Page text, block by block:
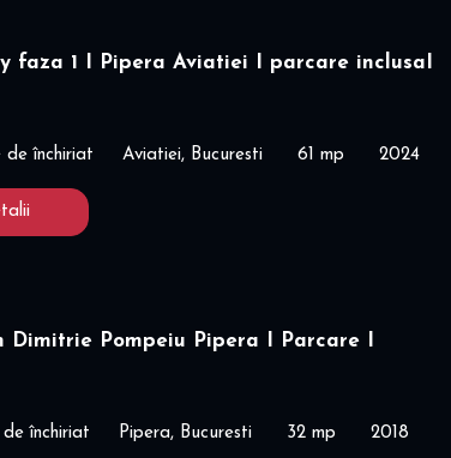
faza 1 I Pipera Aviatiei I parcare inclusaI
de închiriat Aviatiei, Bucuresti 61 mp 2024
Dimitrie Pompeiu Pipera I Parcare I
închiriat Pipera, Bucuresti 32 mp 2018